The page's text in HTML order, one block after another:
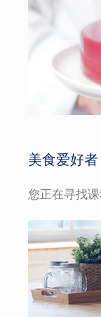
美食爱好者
您正在寻找